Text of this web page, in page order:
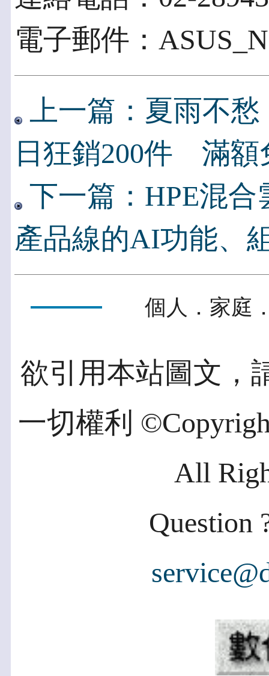
電子郵件：
上一篇：夏雨不
日狂銷200件 滿額
下一篇：HPE混
產品線的AI功能、
個人．家庭
欲引用本站圖文，
一切權利
All
Question